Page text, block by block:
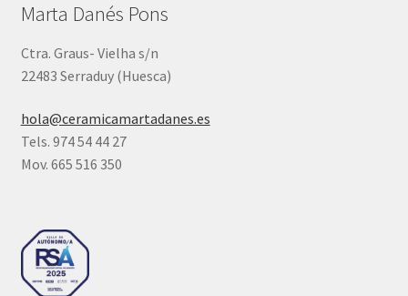
Marta Danés Pons
Ctra. Graus- Vielha s/n
22483 Serraduy (Huesca)
hola@ceramicamartadanes.es
Tels. 974 54 44 27
Mov. 665 516 350